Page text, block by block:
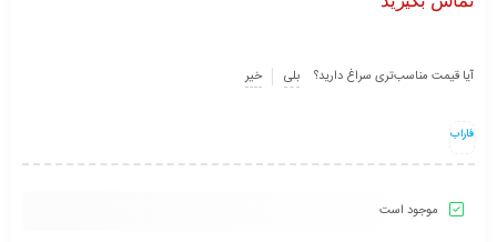
آیا قیمت مناسب‌تری سراغ دارید؟ بلی خیر
فاراب
موجود است